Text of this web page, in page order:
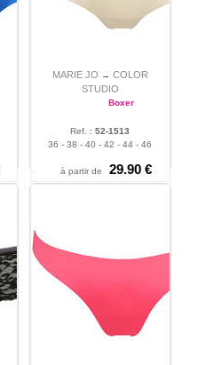
MARIE JO → COLOR
STUDIO
Boxer
Ref. : 52-1513
36 - 38 - 40 - 42 - 44 - 46
à partir de 29.90 €